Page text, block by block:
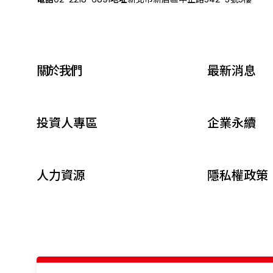
關於我們 最新消息
投資人專區 企業永續
人力資源 隱私權政策